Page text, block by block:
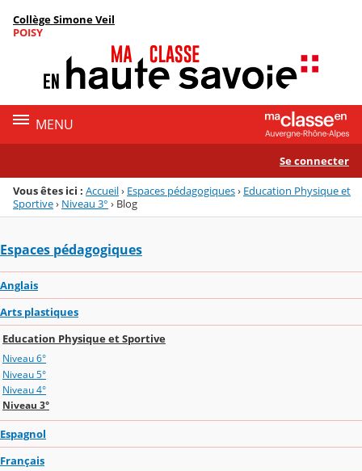
Menu de la rubrique
Contenu
Collège Simone Veil
POISY
MENU
Se connecter
Vous êtes ici : Accueil› Espaces pédagogiques› Education Physique et
Sportive› Niveau 3° › Blog
Espaces pédagogiques
Anglais
Arts plastiques
Education Physique et Sportive
Niveau 6°
Niveau 5°
Niveau 4°
Niveau 3°
Espagnol
Français